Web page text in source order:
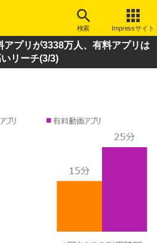
検索 Impressサイト
アプリが3338万人、有料アプリは
リーチ(3/3)